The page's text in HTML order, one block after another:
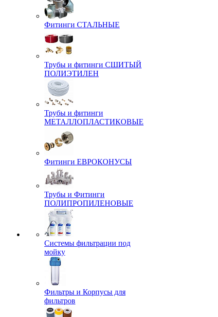
Фитинги СТАЛЬНЫЕ
Трубы и фитинги СШИТЫЙ
ПОЛИЭТИЛЕН
Трубы и фитинги
МЕТАЛЛОПЛАСТИКОВЫЕ
Фитинги ЕВРОКОНУСЫ
Трубы и Фитинги
ПОЛИПРОПИЛЕНОВЫЕ
Системы фильтрации под
мойку
Фильтры и Корпусы для
фильтров